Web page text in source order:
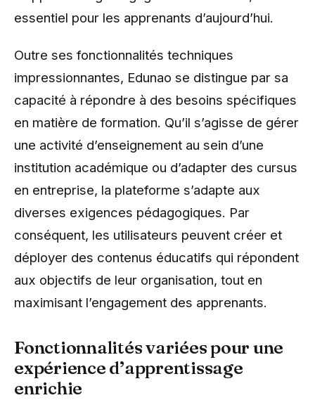
essentiel pour les apprenants d’aujourd’hui.
Outre ses fonctionnalités techniques
impressionnantes, Edunao se distingue par sa
capacité à répondre à des besoins spécifiques
en matière de formation. Qu’il s’agisse de gérer
une activité d’enseignement au sein d’une
institution académique ou d’adapter des cursus
en entreprise, la plateforme s’adapte aux
diverses exigences pédagogiques. Par
conséquent, les utilisateurs peuvent créer et
déployer des contenus éducatifs qui répondent
aux objectifs de leur organisation, tout en
maximisant l’engagement des apprenants.
Fonctionnalités variées pour une
expérience d’apprentissage
enrichie